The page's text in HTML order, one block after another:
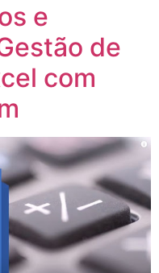
e
de
com